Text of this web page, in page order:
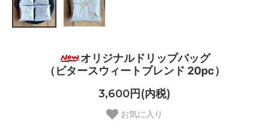
オリジナルドリップバッグ
（ビタースウィートブレンド 20pc）
3,600円(内税)
お気に入り